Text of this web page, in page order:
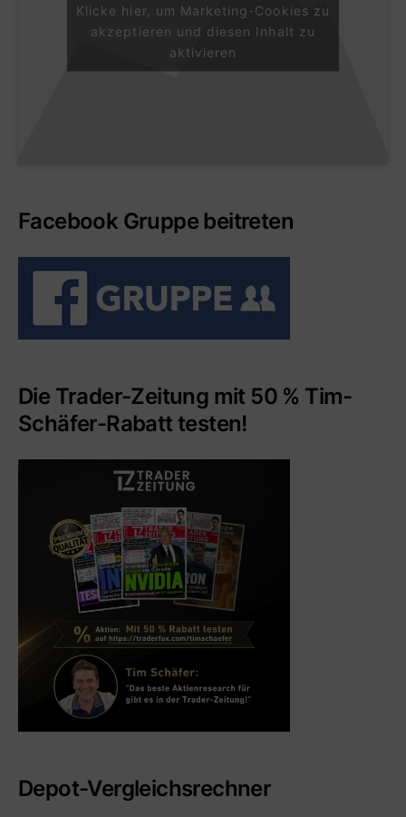
Klicke hier, um Marketing-Cookies zu
akzeptieren und diesen Inhalt zu
aktivieren
Facebook Gruppe beitreten
Die Trader-Zeitung mit 50 % Tim-
Schäfer-Rabatt testen!
Depot-Vergleichsrechner